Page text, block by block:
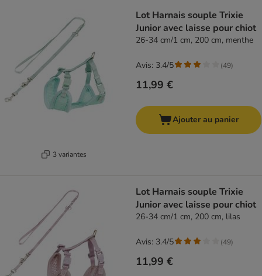
3 variantes
Lot Harnais souple Trixie
Junior avec laisse pour chiot
26-34 cm/1 cm, 200 cm, menthe
11,99 €
Avis: 3.4/5 (49)
Ajouter au panier
Lot Harnais souple Trixie
Junior avec laisse pour chiot
26-34 cm/1 cm, 200 cm, lilas
11,99 €
Avis: 3.4/5 (49)